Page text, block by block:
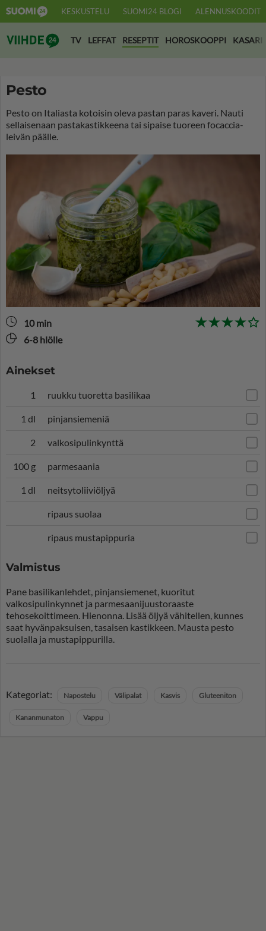
KESKUSTELU SUOMI24 BLOGI ALENNUSKOODIT
Suomi24 Viihde
TV LEFFAT RESEPTIT HOROSKOOPPI KASARI
Pesto
Pesto on Italiasta kotoisin oleva pastan paras kaveri. Nauti
sellaisenaan pastakastikkeena tai sipaise tuoreen focaccia-
leivän päälle.
10 min
6-8 hlölle
Ainekset
1 ruukku tuoretta basilikaa
1 dl pinjansiemeniä
2 valkosipulinkynttä
100 g parmesaania
1 dl neitsytoliiviöljyä
ripaus suolaa
ripaus mustapippuria
Valmistus
Pane basilikanlehdet, pinjansiemenet, kuoritut
valkosipulinkynnet ja parmesaanijuustoraaste
tehosekoittimeen. Hienonna. Lisää öljyä vähitellen, kunnes
saat hyvänpaksuisen, tasaisen kastikkeen. Mausta pesto
suolalla ja mustapippurilla.
Kategoriat: Napostelu Välipalat Kasvis Gluteeniton
Kananmunaton Vappu